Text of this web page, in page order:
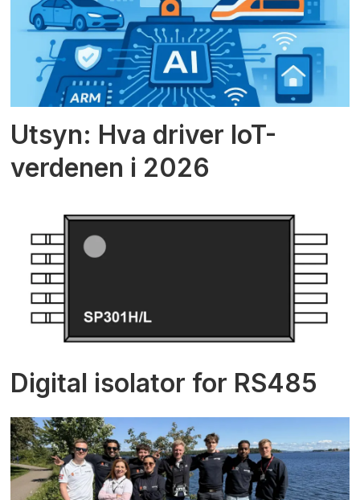
Utsyn: Hva driver IoT-
verdenen i 2026
Digital isolator for RS485